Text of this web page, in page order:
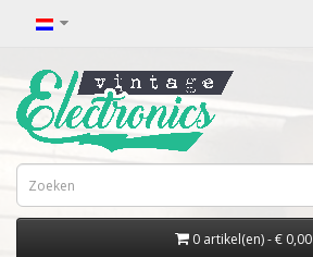
0 artikel(en) - € 0,00